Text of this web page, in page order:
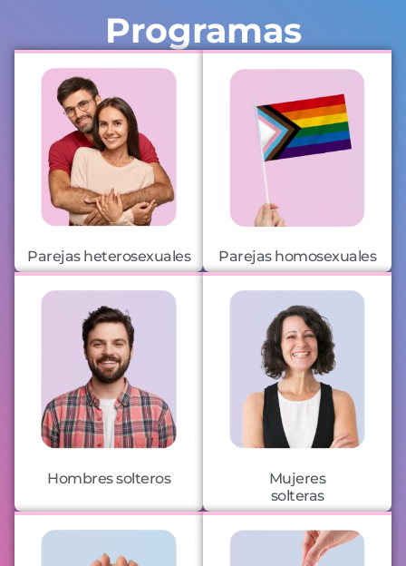
Programas
Parejas heterosexuales Parejas homosexuales
Hombres solteros
Mujeres
solteras